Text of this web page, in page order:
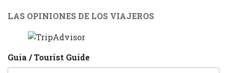
LAS OPINIONES DE LOS VIAJEROS
Guía / Tourist Guide